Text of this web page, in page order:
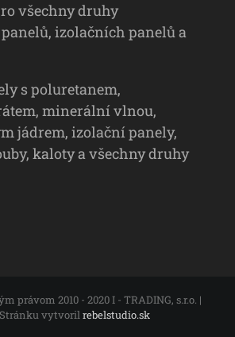
všechny druhy
izolačních panelů a
s poluretanem,
minerální vlnou,
jádrem, izolační panely,
kaloty a všechny druhy
právom 2010 - 2020 I - TRADING, s.r.o. |
vytvorilrebelstudio.sk